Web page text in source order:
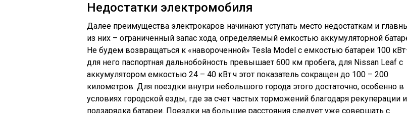
Недостатки электромобиля
Далее преимущества электрокаров начинают уступать место недостаткам и
из них – ограниченный запас хода, определяемый емкостью аккумуляторной
Не будем возвращаться к «навороченной» Tesla Model с емкостью батареи 100
для него паспортная дальнобойность превышает 600 км пробега, для Nissan Leaf с
аккумулятором емкостью 24 – 40 кВт·ч этот показатель сокращен до 100 – 200
километров. Для поездки внутри небольшого города этого достаточно, особенно в
условиях городской езды, где за счет частых торможений благодаря рекуперации
подзарядка батареи. Поездки на большие расстояния следует уже совершать с